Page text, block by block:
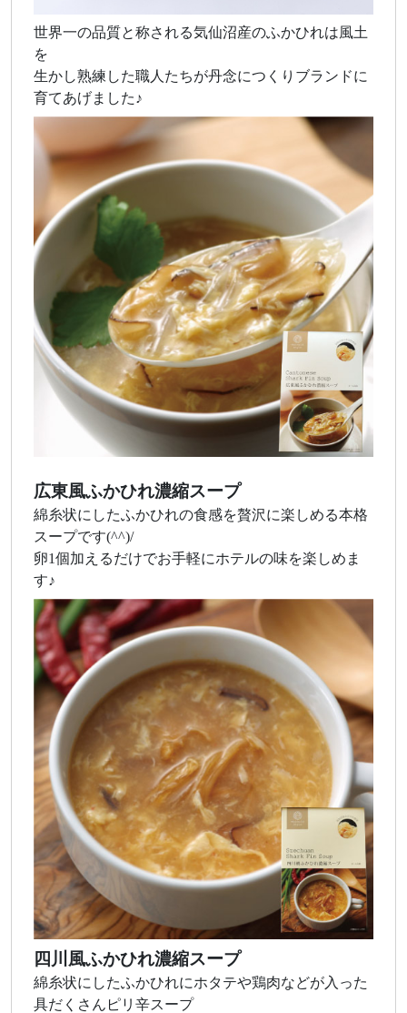
世界一の品質と称される気仙沼産のふかひれは風土
を
生かし熟練した職人たちが丹念につくりブランドに
育てあげました♪
広東風ふかひれ濃縮スープ
綿糸状にしたふかひれの食感を贅沢に楽しめる本格
スープです(^^)/
卵1個加えるだけでお手軽にホテルの味を楽しめま
す♪
四川風ふかひれ濃縮スープ
綿糸状にしたふかひれにホタテや鶏肉などが入った
具だくさんピリ辛スープ